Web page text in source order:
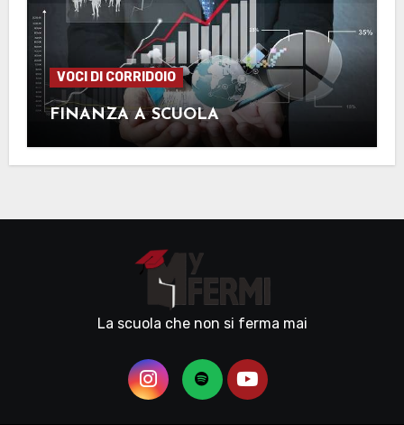
VOCI DI CORRIDOIO
FINANZA A SCUOLA
La scuola che non si ferma mai